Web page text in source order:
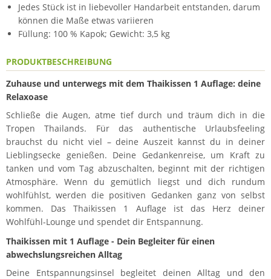
Jedes Stück ist in liebevoller Handarbeit entstanden, darum
können die Maße etwas variieren
Füllung: 100 % Kapok; Gewicht: 3,5 kg
PRODUKTBESCHREIBUNG
Zuhause und unterwegs mit dem Thaikissen 1 Auflage: deine
Relaxoase
Schließe die Augen, atme tief durch und träum dich in die
Tropen Thailands. Für das authentische Urlaubsfeeling
brauchst du nicht viel – deine Auszeit kannst du in deiner
Lieblingsecke genießen. Deine Gedankenreise, um Kraft zu
tanken und vom Tag abzuschalten, beginnt mit der richtigen
Atmosphäre. Wenn du gemütlich liegst und dich rundum
wohlfühlst, werden die positiven Gedanken ganz von selbst
kommen. Das Thaikissen 1 Auflage ist das Herz deiner
Wohlfühl-Lounge und spendet dir Entspannung.
Thaikissen mit 1 Auflage - Dein Begleiter für einen
abwechslungsreichen Alltag
Deine Entspannungsinsel begleitet deinen Alltag und den